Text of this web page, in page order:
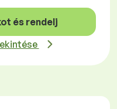
és rendelj